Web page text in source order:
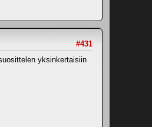
#431
yksinkertaisiin